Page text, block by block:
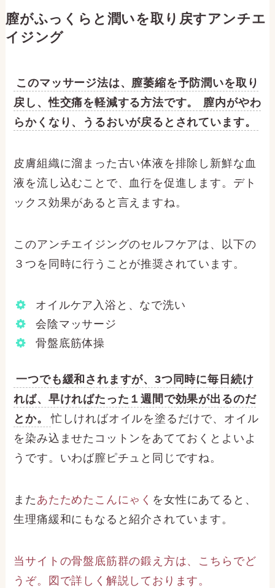
膣がふっくらと潤いを取り戻すアンチエ
イジング
このマッサージ法は、膣萎縮を予防潤いを取り
戻し、性交痛を軽減する方法です。
膣内がやわ
らかくなり、うるおいが戻るとされています。
皮膚組織に溜まった古い体液を排除し新鮮な血
液を流し込むことで、血行を促進します。デト
ックス効果があると言えますね。
このアンチエイジングのセルフケアは、以下の
３つを同時に行うことが推奨されています。
オイルケア入浴と、なで洗い
会陰マッサージ
骨盤底筋体操
一つでも緩和されますが、3つ同時に毎日続け
れば、早ければたった１週間で効果が出るのだ
とか。
忙しければオイルを塗るだけで、オイル
を染み込ませたコットンをあてておくとよいよ
うです。いわば膣ピチュと同じですね。
また あたためたこんにゃく を女性にあてると、
生理痛緩和にもなると紹介されています。
当サイトの骨盤底筋群の鍛え方は、こちらでど
うぞ。図で詳しく解説しております。